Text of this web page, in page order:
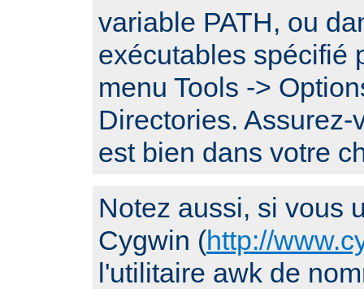
variable PATH, ou
exécutables spécifié
menu Tools ->
Directories.
est bien dans votre
Notez aussi, si vous
Cygwin (http://
l'utilitaire awk de